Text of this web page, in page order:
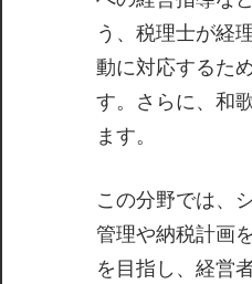
う、税理士が経
動に対応するた
す。さらに、和
ます。
この分野では、
管理や納税計画
を目指し、経営